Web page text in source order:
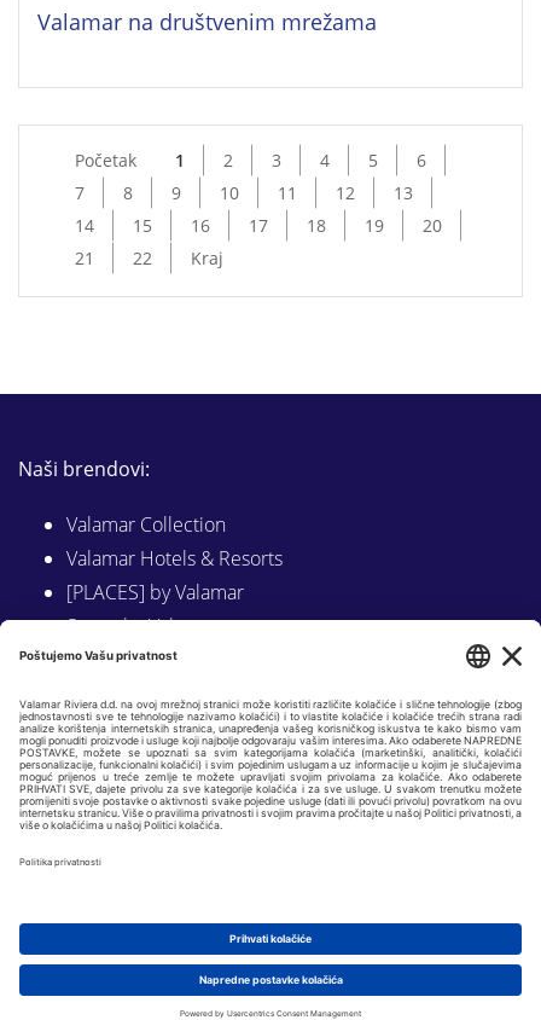
Valamar na društvenim mrežama
Početak 1 2 3 4 5
6
7
8 9 10 11 12
13
14
15 16 17 18 19
20
21
22 Kraj
Naši brendovi:
Valamar Collection
Valamar Hotels & Resorts
[PLACES] by Valamar
Sunny by Valamar
Valamar Camping
Istraži na Valamar.com
Slijedite nas na:
Copyright © 2026 Valamar Riviera d.d. |Osnovni podaci|GDPR i politike
| Web byKADEI 360|Postavke kolačića